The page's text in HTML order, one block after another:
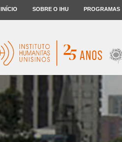
INÍCIO SOBRE O IHU PROGRAMAS